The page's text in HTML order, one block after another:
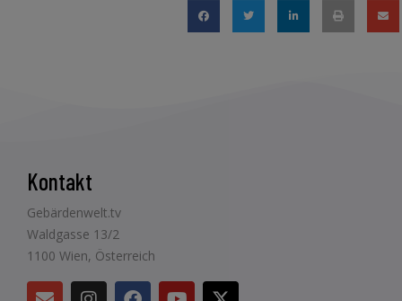
Kontakt
Gebärdenwelt.tv
Waldgasse 13/2
1100 Wien, Österreich